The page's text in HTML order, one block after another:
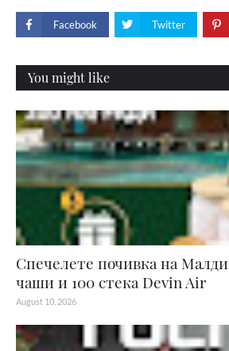
Facebook Twitter
You might like
Спечелете почивка на
чаши и 100 стека Devin Air
August 10, 2026